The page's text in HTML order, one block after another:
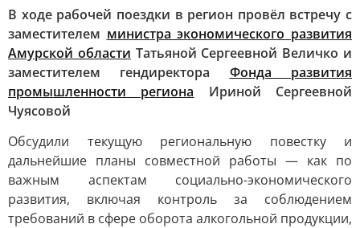
В ходе рабочей поездки в регион провёл встречу с
заместителем министра экономического развития
Амурской области Татьяной Сергеевной Величко и
заместителем гендиректора Фонда развития
промышленности региона Ириной Сергеевной
Чуясовой
Обсудили текущую региональную повестку и
дальнейшие планы совместной работы — как по
важным аспектам социально-экономического
развития, включая контроль за соблюдением
требований в сфере оборота алкогольной продукции,